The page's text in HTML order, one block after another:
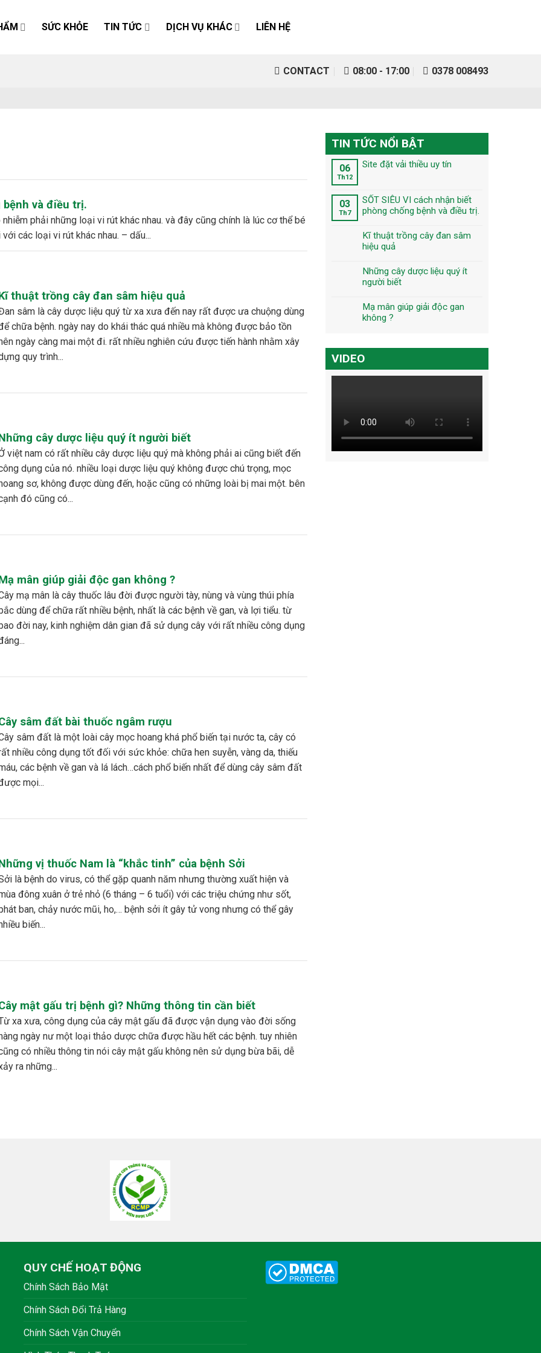
SỨC KHỎE TIN TỨC DỊCH VỤ KHÁC LIÊN HỆ
CONTACT 08:00 - 17:00 0378 008493
bệnh và điều trị.
các loại vi rút khác nhau. – dấu...
thuật trồng cây đan sâm hiệu quả
nay rất được ưa chuộng dùng
chữa bệnh. ngày nay do khái thác quá nhiều mà không được bảo tồn
ngày càng mai một đi. rất nhiều nghiên cứu được tiến hành nhằm xây
quy trình...
cây dược liệu quý ít người biết
mà không phải ai cũng biết đến
dụng của nó. nhiều loại dược liệu quý không được chú trọng, mọc
sơ, không được dùng đến, hoặc cũng có những loài bị mai một. bên
đó cũng có...
mân giúp giải độc gan không ?
tày, nùng và vùng thúi phía
dùng để chữa rất nhiều bệnh, nhất là các bệnh về gan, và lợi tiểu. từ
đời nay, kinh nghiệm dân gian đã sử dụng cây với rất nhiều công dụng
sâm đất bài thuốc ngâm rượu
phổ biến tại nước ta, cây có
nhiều công dụng tốt đối với sức khỏe: chữa hen suyễn, vàng da, thiếu
các bệnh về gan và lá lách…cách phổ biến nhất để dùng cây sâm đất
mọi...
vị thuốc Nam là “khắc tinh” của bệnh Sởi
nhưng thường xuất hiện và
đông xuân ở trẻ nhỏ (6 tháng – 6 tuổi) với các triệu chứng như sốt,
ban, chảy nước mũi, ho,… bệnh sởi ít gây tử vong nhưng có thể gây
biến...
mật gấu trị bệnh gì? Những thông tin cần biết
vận dụng vào đời sống
ngày nư một loại thảo dược chữa được hầu hết các bệnh. tuy nhiên
có nhiều thông tin nói cây mật gấu không nên sử dụng bừa bãi, dễ
ra những...
TIN TỨC NỔI BẬT
06
Th12
Site đặt vải thiều uy tín
03
Th7
SỐT SIÊU VI cách nhận biết
phòng chống bệnh và điều trị.
Kĩ thuật trồng cây đan sâm
hiệu quả
Những cây dược liệu quý ít
người biết
Mạ mân giúp giải độc gan
không ?
VIDEO
QUY CHẾ HOẠT ĐỘNG
Chính Sách Bảo Mật
Chính Sách Đổi Trả Hàng
Chính Sách Vận Chuyển